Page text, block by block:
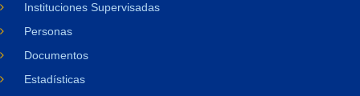
Instituciones Supervisadas
Personas
Documentos
Estadísticas